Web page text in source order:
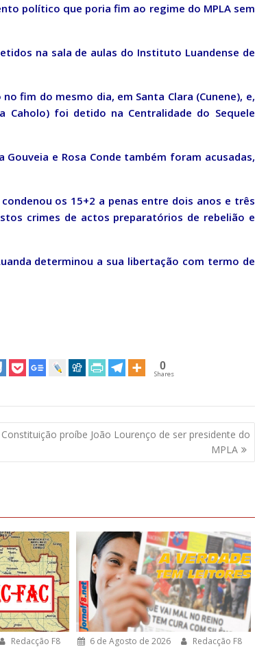
político que poria fim ao regime do MPLA sem
na sala de aulas do Instituto Luandense de
fim do mesmo dia, em Santa Clara (Cunene), e,
Caholo) foi detido na Centralidade do Sequele
e Rosa Conde também foram acusadas,
os 15+2 a penas entre dois anos e três
crimes de actos preparatórios de rebelião e
determinou a sua libertação com termo de
0
Shares
Constituição proíbe João Lourenço de ser presidente do
MPLA
Redacção F8 6 de Agosto de 2026 Redacção F8